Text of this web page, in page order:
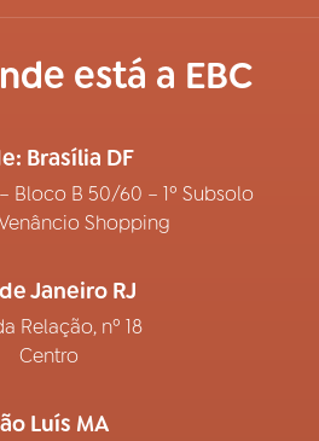
está a EBC
Brasília DF
Bloco B 50/60 – 1º Subsolo
Shopping
Janeiro RJ
Relação, nº 18
Centro
Luís MA